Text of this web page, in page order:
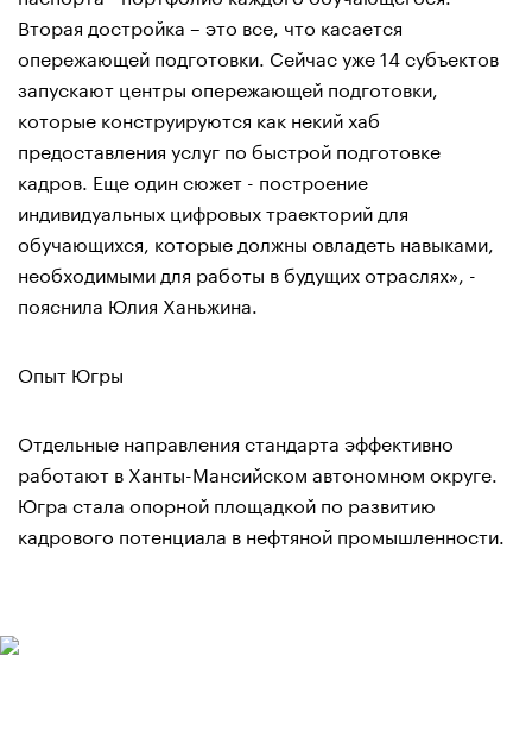
Вторая достройка – это все, что касается
опережающей подготовки. Сейчас уже 14 субъектов
запускают центры опережающей подготовки,
которые конструируются как некий хаб
предоставления услуг по быстрой подготовке
кадров. Еще один сюжет - построение
индивидуальных цифровых траекторий для
обучающихся, которые должны овладеть навыками,
необходимыми для работы в будущих отраслях», -
пояснила Юлия Ханьжина.
Опыт Югры
Отдельные направления стандарта эффективно
работают в Ханты-Мансийском автономном округе.
Югра стала опорной площадкой по развитию
кадрового потенциала в нефтяной промышленности.